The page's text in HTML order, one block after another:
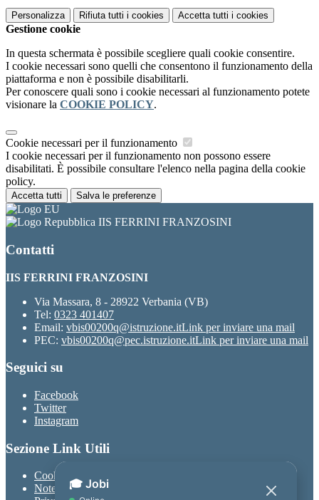
Personalizza Rifiuta tutti i cookies Accetta tutti i cookies
Gestione cookie
In questa schermata è possibile scegliere quali cookie consentire.
I cookie necessari sono quelli che consentono il funzionamento della
piattaforma e non è possibile disabilitarli.
Per conoscere quali sono i cookie necessari al funzionamento potete
visionare la COOKIE POLICY.
Cookie necessari per il funzionamento
I cookie necessari per il funzionamento non possono essere
disabilitati. È possibile consultare l'elenco nella pagina della cookie
policy.
Accetta tutti Salva le preferenze
IIS FERRINI FRANZOSINI
Contatti
IIS FERRINI FRANZOSINI
Via Massara, 8 - 28922 Verbania (VB)
Tel: 0323 401407
Email: vbis00200q@istruzione.itLink per inviare una mail
PEC: vbis00200q@pec.istruzione.itLink per inviare una mail
Seguici su
Facebook
Twitter
Instagram
Sezione Link Utili
Cookie policy
Note legali